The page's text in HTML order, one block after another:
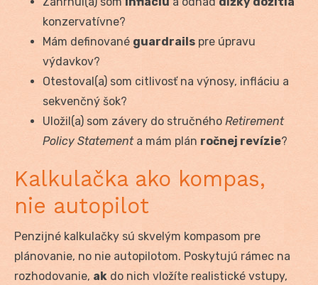
konzervatívne?
Mám definované guardrails pre úpravu
výdavkov?
Otestoval(a) som citlivosť na výnosy, infláciu a
sekvenčný šok?
Uložil(a) som závery do stručného Retirement
Policy Statementa mám plán ročnej revízie?
Kalkulačka ako kompas,
nie autopilot
Penzijné kalkulačky sú skvelým kompasom pre
plánovanie, no nie autopilotom. Poskytujú rámec na
rozhodovanie, ak do nich vložíte realistické vstupy,